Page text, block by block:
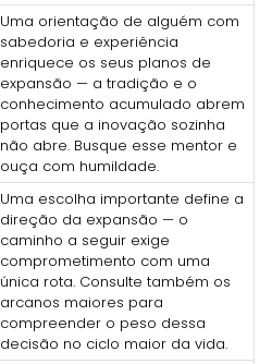
Uma orientação de alguém com
sabedoria e experiência
enriquece os seus planos de
expansão — a tradição e o
conhecimento acumulado abrem
portas que a inovação sozinha
não abre. Busque esse mentor e
ouça com humildade.
Uma escolha importante define a
direção da expansão — o
caminho a seguir exige
comprometimento com uma
única rota. Consulte também os
arcanos maiores para
compreender o peso dessa
decisão no ciclo maior da vida.